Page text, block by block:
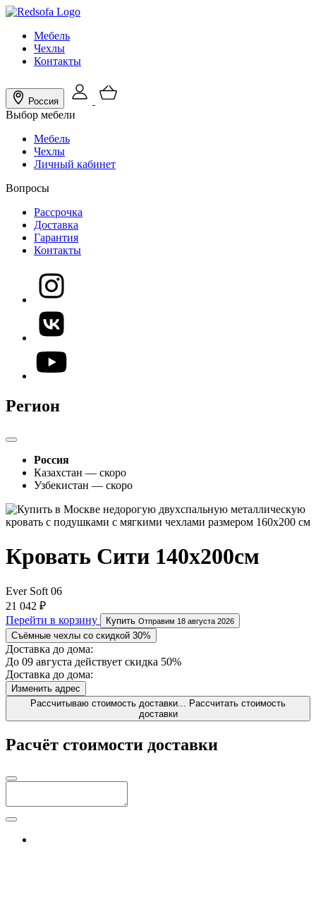
Мебель
Чехлы
Контакты
Россия
Выбор мебели
Мебель
Чехлы
Личный кабинет
Вопросы
Рассрочка
Доставка
Гарантия
Контакты
Регион
Россия
Казахстан — скоро
Узбекистан — скоро
Кровать Сити 140х200см
Ever Soft 06
21 042 ₽
Перейти в корзину
Купить Отправим 18 августа 2026
Съёмные чехлы со скидкой 30%
Доставка до дома:
До 09 августа действует скидка 50%
Доставка до дома:
Изменить адрес
Рассчитываю стоимость доставки...
Рассчитать стоимость
доставки
Расчёт стоимости доставки